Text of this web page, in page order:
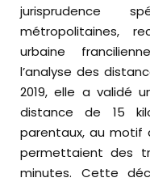
jurisprudence
métropolitaines,
urbaine
l’analyse des
2019, elle a validé
distance de 15
parentaux, au motif
permettaient des
minutes. Cette